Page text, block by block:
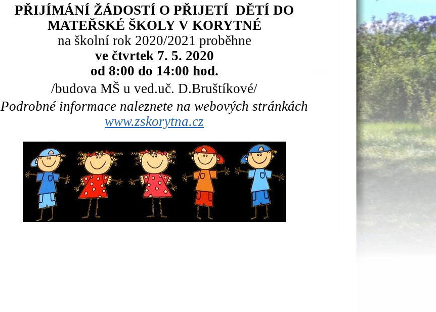
PŘIJÍMÁNÍ ŽÁDOSTÍ O PŘIJETÍ DĚTÍ DO
MATEŘSKÉ ŠKOLY V KORYTNÉ
na školní rok 2020/2021 proběhne
ve čtvrtek 7. 5. 2020
od 8:00 do 14:00 hod.
/budova MŠ u ved.uč. D.Bruštíkové/
Podrobné informace naleznete na webových stránkách
www.zskorytna.cz